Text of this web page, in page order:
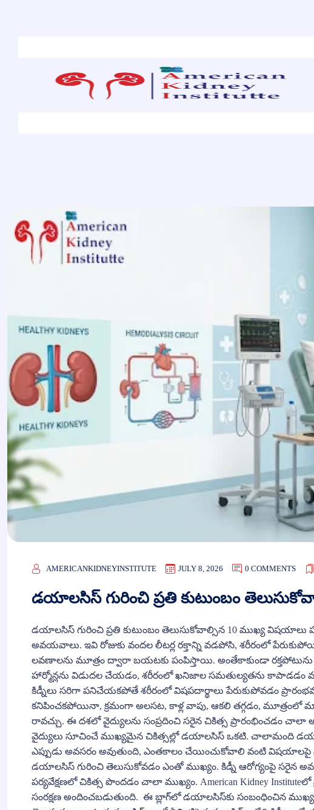
AMERICANKIDNEYINSTITUTE JULY 8, 2026 0 COMMENTS
డయాలసిస్ గురించి ప్రతి కుటుంబం
డయాలసిస్ గురించి ప్రతి కుటుంబం తెలుసుకోవాల్సిన 10 ముఖ్య
అవయవాలు. ఇవి రోజుకు వందల లీటర్ల రక్తాన్ని వడపోసి, శరీరంలో
లవణాలను మూత్రం ద్వారా బయటకు పంపిస్తాయి. అంతేకాకుండా రక్తపోటును
హార్మోన్లను విడుదల చేయడం, శరీరంలో ఖనిజాల సమతుల్యతను కాపాడడం
కిడ్నీలు సరిగా పనిచేయకపోతే శరీరంలో విషపదార్థాలు పేరుకుపోవడం
కనిపించకపోయినా, క్రమంగా అలసట, కాళ్ల వాపు, ఆకలి తగ్గడం, మూత్రంలో
రావచ్చు. ఈ దశలో వైద్యులను సంప్రదించి సరైన చికిత్స ప్రారంభించడం చాలా
వైద్యులు సూచించే ముఖ్యమైన చికిత్సల్లో డయాలసిస్ ఒకటి. చాలామంది
ఎప్పుడు అవసరం అవుతుంది, ఎంతకాలం చేయించుకోవాలి వంటి విషయాలపై
డయాలసిస్ గురించి తెలుసుకోవడం ఎంతో ముఖ్యం. కిడ్నీ ఆరోగ్యంపై సరైన
పర్యవేక్షణలో చికిత్స పొందడం చాలా ముఖ్యం. American Kidney Instituteలో
సంరక్షణ అందించబడుతుంది. ఈ బ్లాగ్‌లో డయాలసిస్‌కు సంబంధించిన